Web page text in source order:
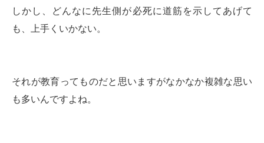
しかし、どんなに先生側が必死に道筋を示してあげて
も、上手くいかない。
それが教育ってものだと思いますがなかなか複雑な思い
も多いんですよね。